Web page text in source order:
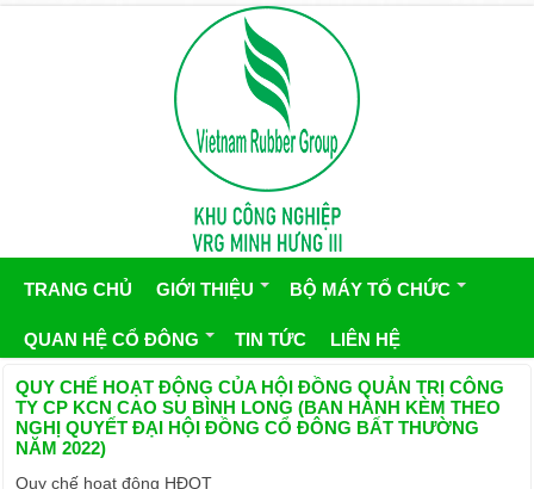
TRANG CHỦ GIỚI THIỆU BỘ MÁY TỔ CHỨC
QUAN HỆ CỔ ĐÔNG TIN TỨC LIÊN HỆ
QUY CHẾ HOẠT ĐỘNG CỦA HỘI ĐỒNG QUẢN TRỊ CÔNG
TY CP KCN CAO SU BÌNH LONG (BAN HÀNH KÈM THEO
NGHỊ QUYẾT ĐẠI HỘI ĐỒNG CỔ ĐÔNG BẤT THƯỜNG
NĂM 2022)
Quy chế hoạt động HĐQT